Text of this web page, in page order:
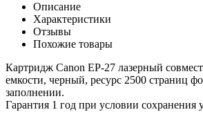
Описание
Характеристики
Отзывы
Похожие товары
Картридж Canon EP-27 лазерный
емкости, черный, ресурс 2500 страниц
заполнении.
Гарантия 1 год при условии сохранения